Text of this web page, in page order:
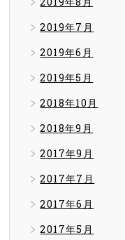
2019年7月
2019年6月
2019年5月
2018年10月
2018年9月
2017年9月
2017年7月
2017年6月
2017年5月